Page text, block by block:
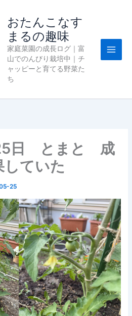
おたんこなす
まるの趣味
家庭菜園の成長ログ｜富
山でのんびり栽培中｜チ
ャッピーと育てる野菜た
ち
日 とまと 成
ていた
25